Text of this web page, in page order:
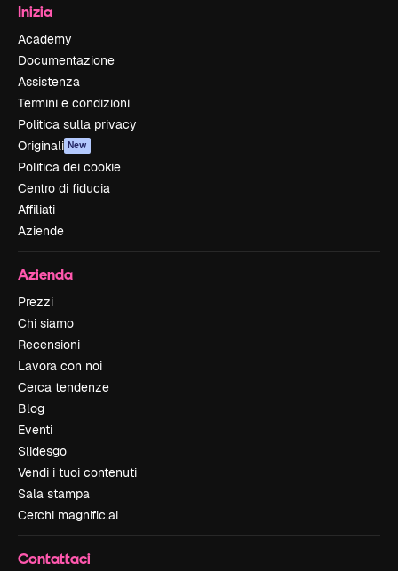
Inizia
Academy
Documentazione
Assistenza
Termini e condizioni
Politica sulla privacy
Originali New
Politica dei cookie
Centro di fiducia
Affiliati
Aziende
Azienda
Prezzi
Chi siamo
Recensioni
Lavora con noi
Cerca tendenze
Blog
Eventi
Slidesgo
Vendi i tuoi contenuti
Sala stampa
Cerchi magnific.ai
Contattaci